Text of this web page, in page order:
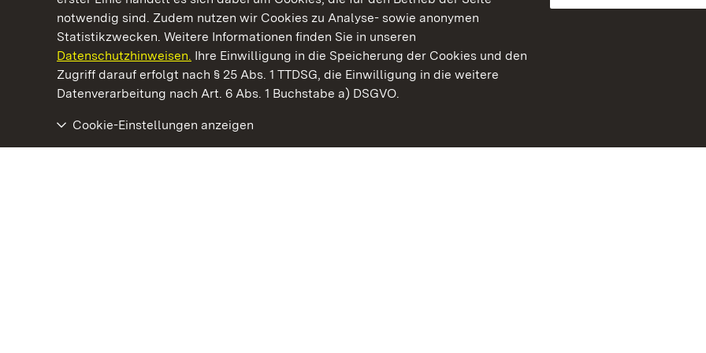
notwendig sind. Zudem nutzen wir Cookies zu Analyse- sowie anonymen
Statistikzwecken. Weitere Informationen finden Sie in unseren
Datenschutzhinweisen. Ihre Einwilligung in die Speicherung der Cookies und den
Zugriff darauf erfolgt nach § 25 Abs. 1 TTDSG, die Einwilligung in die weitere
Datenverarbeitung nach Art. 6 Abs. 1 Buchstabe a) DSGVO.
Cookie-Einstellungen anzeigen
Kommen. Staunen. Genießen.